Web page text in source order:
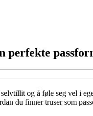
perfekte
og å føle seg vel i
du finner truser som